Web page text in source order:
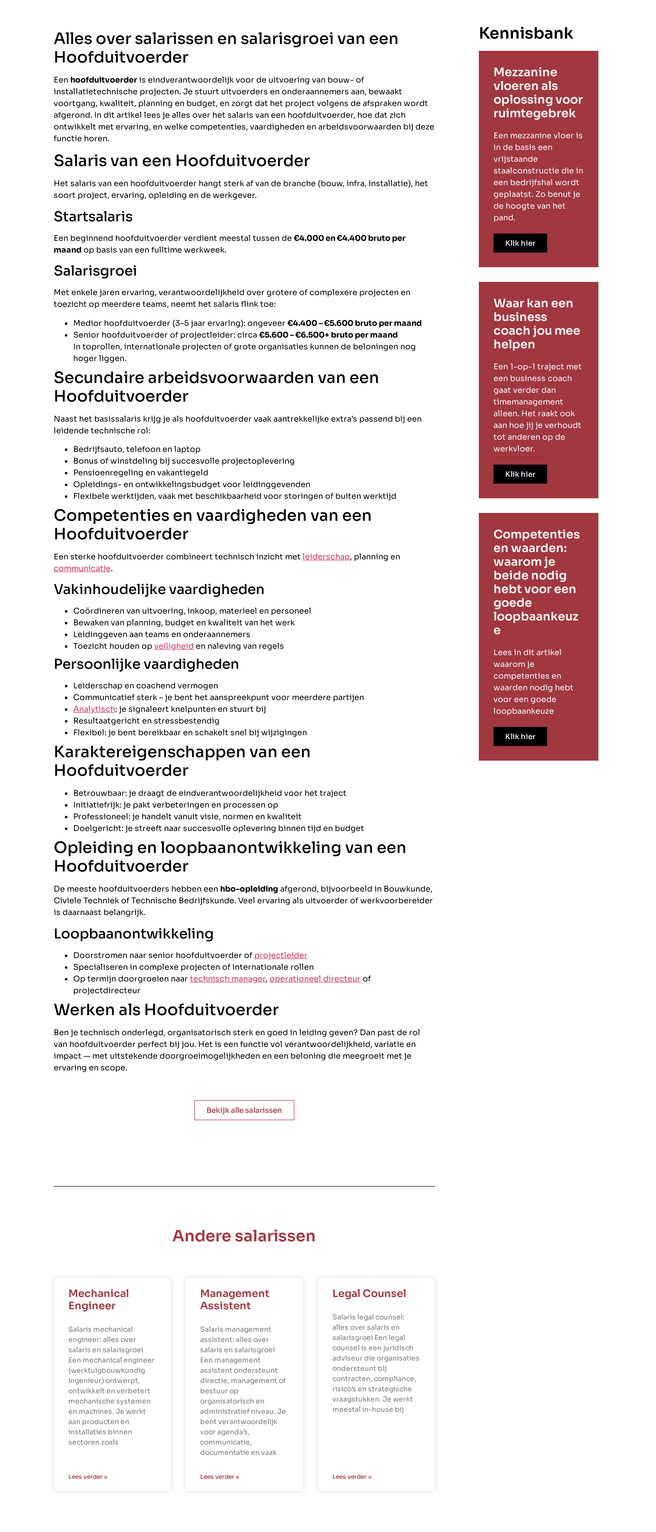
Alles over salarissen en salarisgroei van een
Hoofduitvoerder
Een hoofduitvoerderis eindverantwoordelijk voor de uitvoering van bouw- of
installatietechnische projecten. Je stuurt uitvoerders en onderaannemers aan, bewaakt
voortgang, kwaliteit, planning en budget, en zorgt dat het project volgens de afspraken wordt
afgerond. In dit artikel lees je alles over het salaris van een hoofduitvoerder, hoe dat zich
ontwikkelt met ervaring, en welke competenties, vaardigheden en arbeidsvoorwaarden bij deze
functie horen.
Salaris van een Hoofduitvoerder
Het salaris van een hoofduitvoerder hangt sterk af van de branche (bouw, infra, installatie), het
soort project, ervaring, opleiding en de werkgever.
Startsalaris
Een beginnend hoofduitvoerder verdient meestal tussen de €4.000 en €4.400 bruto per
maandop basis van een fulltime werkweek.
Salarisgroei
Met enkele jaren ervaring, verantwoordelijk­heid over grotere of complexere projecten en
toezicht op meerdere teams, neemt het salaris flink toe:
Medior hoofduitvoerder (3–5 jaar ervaring): ongeveer€4.400 – €5.600 bruto per maand
Senior hoofduitvoerder of projectleider: circa €5.600 – €6.500+ bruto per maand
In toprollen, internationale projecten of grote organisaties kunnen de beloningen nog
hoger liggen.
Secundaire arbeidsvoorwaarden van een
Hoofduitvoerder
Naast het basissalaris krijg je als hoofduitvoerder vaak aantrekkelijke extra’s passend bij een
leidende technische rol:
Bedrijfsauto, telefoon en laptop
Bonus of winstdeling bij succesvolle projectoplevering
Pensioenregeling en vakantiegeld
Opleidings- en ontwikkelingsbudget voor leidinggevenden
Flexibele werktijden, vaak met beschikbaarheid voor storingen of buiten werktijd
Competenties en vaardigheden van een
Hoofduitvoerder
Een sterke hoofduitvoerder combineert technisch inzicht metleiderschap, planning en
communicatie.
Vakinhoudelijke vaardigheden
Coördineren van uitvoering, inkoop, materieel en personeel
Bewaken van planning, budget en kwaliteit van het werk
Leidinggeven aan teams en onderaannemers
Toezicht houden opveiligheid en naleving van regels
Persoonlijke vaardigheden
Leiderschap en coachend vermogen
Communicatief sterk – je bent het aanspreekpunt voor meerdere partijen
Analytisch: je signaleert knelpunten en stuurt bij
Resultaatgericht en stressbestendig
Flexibel: je bent bereikbaar en schakelt snel bij wijzigingen
Karaktereigenschappen van een
Hoofduitvoerder
Betrouwbaar: je draagt de eindverantwoordelijkheid voor het traject
Initiatiefrijk: je pakt verbeteringen en processen op
Professioneel: je handelt vanuit visie, normen en kwaliteit
Doelgericht: je streeft naar succesvolle oplevering binnen tijd en budget
Opleiding en loopbaanontwikkeling van een
Hoofduitvoerder
De meeste hoofduitvoerders hebben een hbo-opleiding afgerond, bijvoorbeeld in Bouwkunde,
Civiele Techniek of Technische Bedrijfskunde. Veel ervaring als uitvoerder of werkvoorbereider
is daarnaast belangrijk.
Loopbaanontwikkeling
Doorstromen naar senior hoofduitvoerder of projectleider
Specialiseren in complexe projecten of internationale rollen
Op termijn doorgroeien naartechnisch manager, operationeel directeurof
projectdirecteur
Werken als Hoofduitvoerder
Ben je technisch onderlegd, organisatorisch sterk en goed in leiding geven? Dan past de rol
van hoofduitvoerder perfect bij jou. Het is een functie vol verantwoordelijkheid, variatie en
impact — met uitstekende doorgroeimogelijkheden en een beloning die meegroeit met je
ervaring en scope.
Bekijk alle salarissen
Andere salarissen
Mechanical
Engineer
Salaris mechanical
engineer: alles over
salaris en salarisgroei
Een mechanical engineer
(werktuigbouwkundig
ingenieur) ontwerpt,
ontwikkelt en verbetert
mechanische systemen
en machines. Je werkt
aan producten en
installaties binnen
sectoren zoals
Lees verder »
Management
Assistent
Salaris management
assistent: alles over
salaris en salarisgroei
Een management
assistent ondersteunt
directie, management of
bestuur op
organisatorisch en
administratief niveau. Je
bent verantwoordelijk
voor agenda’s,
communicatie,
documentatie en vaak
Lees verder »
Legal Counsel
Salaris legal counsel:
alles over salaris en
salarisgroei Een legal
counsel is een juridisch
adviseur die organisaties
ondersteunt bij
contracten, compliance,
risico’s en strategische
vraagstukken. Je werkt
meestal in-house bij
Lees verder »
Kennisbank
Mezzanine
vloeren als
oplossing voor
ruimtegebrek
Een mezzanine vloer is
in de basis een
vrijstaande
staalconstructie die in
een bedrijfshal wordt
geplaatst. Zo benut je
de hoogte van het
pand.
Klik hier
Waar kan een
business
coach jou mee
helpen
Een 1-op-1 traject met
een business coach
gaat verder dan
timemanagement
alleen. Het raakt ook
aan hoe jij je verhoudt
tot anderen op de
werkvloer.
Klik hier
Competenties
en waarden:
waarom je
beide nodig
hebt voor een
goede
loopbaankeuz
e
Lees in dit artikel
waarom je
competenties en
waarden nodig hebt
voor een goede
loopbaankeuze
Klik hier